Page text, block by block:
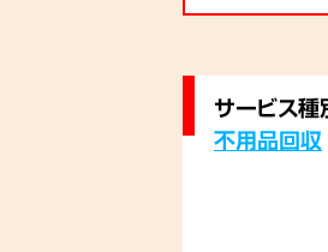
サービス種
不用品回収